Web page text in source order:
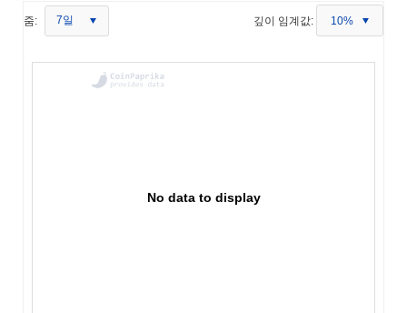
줌: 7일 깊이 임계값: 10%
No data to display